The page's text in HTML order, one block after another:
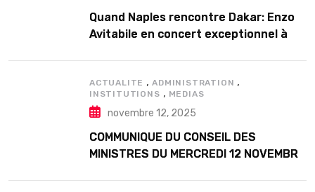
Quand Naples rencontre Dakar: Enzo
Avitabile en concert exceptionnel à
ACTUALITE ,ADMINISTRATION ,
INSTITUTIONS , MEDIAS
novembre 12, 2025
COMMUNIQUE DU CONSEIL DES
MINISTRES DU MERCREDI 12 NOVEMBRE